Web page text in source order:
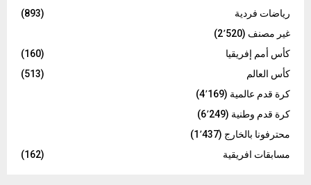
رياضات فردية
(893)
غير مصنف (2٬520)
كأس أمم إفريقيا
(160)
كأس العالم
(513)
كرة قدم عالمية (4٬169)
كرة قدم وطنية (6٬249)
محترفونا بالخارج (1٬437)
مسابقات افريقية
(162)